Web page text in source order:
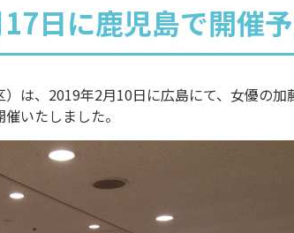
日に鹿児島で開催
は、2019年2月10日に広島にて、女優の
いたしました。